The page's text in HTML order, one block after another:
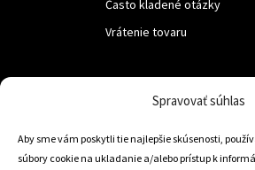
Spravovať súhlas
Aby sme vám poskytli tie najlepšie skúsenosti,
súbory cookie na ukladanie a/alebo prístup k
Často kladené otázky
Vrátenie tovaru
Trstená 02801